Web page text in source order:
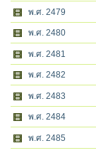
พ.ศ. 2479
พ.ศ. 2480
พ.ศ. 2481
พ.ศ. 2482
พ.ศ. 2483
พ.ศ. 2484
พ.ศ. 2485